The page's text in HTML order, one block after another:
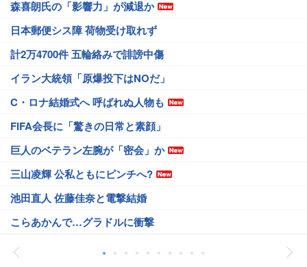
森喜朗氏の「影響力」が減退か
日本郵便シス障 荷物受け取れず
計2万4700件 五輪絡みで誹謗中傷
イラン大統領「原爆投下はNOだ」
C・ロナ結婚式へ 呼ばれぬ人物も
FIFA会長に「驚きの日常と素顔」
巨人のベテラン左腕が「密会」か
三山凌輝 公私ともにピンチへ?
池田直人 佐藤佳奈と電撃結婚
こらあかんで…グラドルに衝撃